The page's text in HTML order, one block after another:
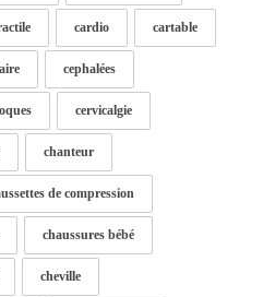
cardio cartable
cephalées
cervicalgie
chanteur
de compression
chaussures bébé
cheville